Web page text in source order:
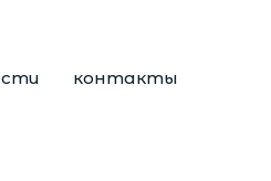
контакты